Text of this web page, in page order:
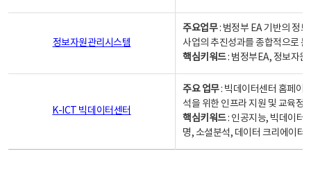
정보자원관리시스템
주요업무: 범정부 EA 기반의 정
사업의 추진성과를 종합적으로
핵심키워드: 범정부EA, 정보자
K-ICT 빅데이터센터
주요 업무: 빅데이터센터 홈페이
석을 위한 인프라 지원 및 교육정
핵심키워드: 인공지능, 빅데이터,
명, 소셜분석, 데이터 크리에이터